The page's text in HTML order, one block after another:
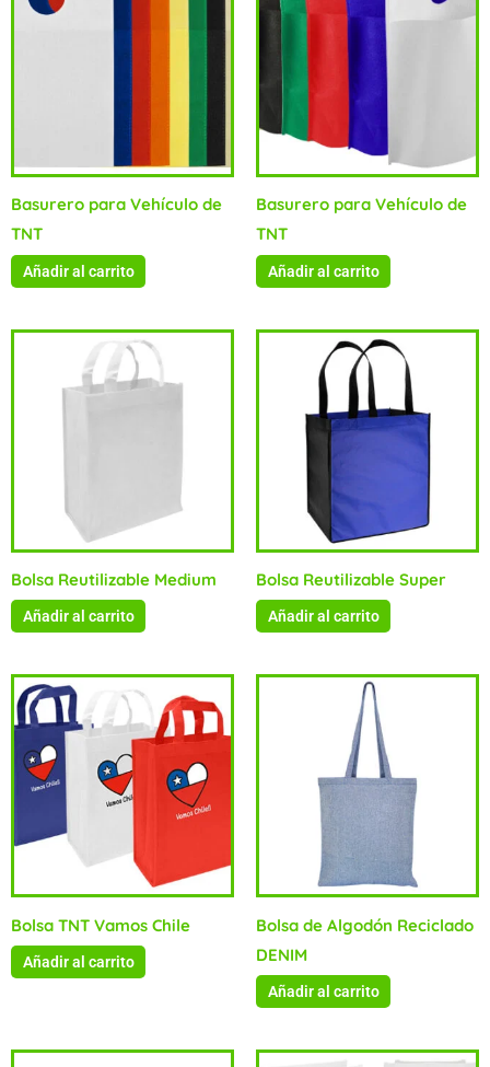
Basurero para Vehículo de
TNT
Añadir al carrito
Basurero para Vehículo de
TNT
Añadir al carrito
Bolsa Reutilizable Medium
Añadir al carrito
Bolsa Reutilizable Super
Añadir al carrito
Bolsa TNT Vamos Chile
Añadir al carrito
Bolsa de Algodón Reciclado
DENIM
Añadir al carrito